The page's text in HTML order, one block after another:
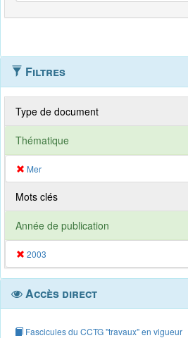
Filtres
Type de document
Thématique
Mer
Mots clés
Année de publication
2003
Accès direct
Fascicules du CCTG "travaux" en vigueur